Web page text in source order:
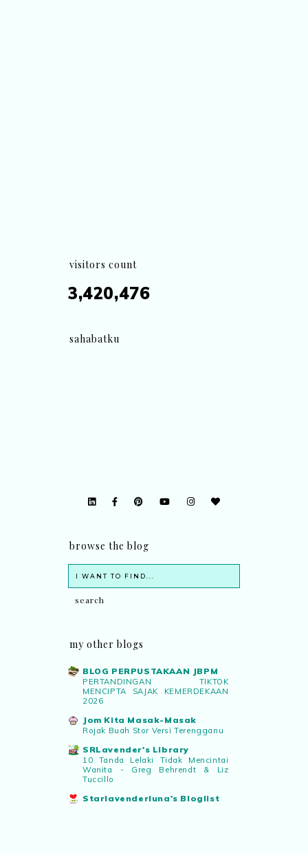
visitors count
3,420,476
sahabatku
browse the blog
my other blogs
BLOG PERPUSTAKAAN JBPM
PERTANDINGAN TIKTOK
MENCIPTA SAJAK KEMERDEKAAN
2026
Jom Kita Masak-Masak
Rojak Buah Stor Versi Terengganu
SRLavender's Library
10 Tanda Lelaki Tidak Mencintai
Wanita - Greg Behrendt & Liz
Tuccillo
Starlavenderluna's Bloglist